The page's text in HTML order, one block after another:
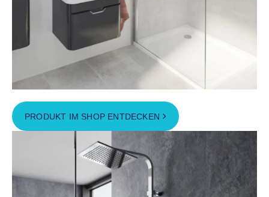
PRODUKT IM SHOP ENTDECKEN